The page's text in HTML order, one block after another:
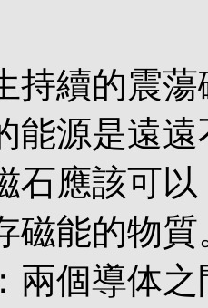
持續的震
能源是遠
石應該可
磁能的物
兩個導体